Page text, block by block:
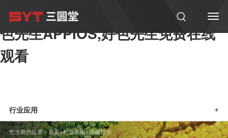
好色软件大全,好色先生在线观看,好
色先生APPIOS,好色先生免费在线
观看
行业应用 +
您当前的位置：首页>行业应用>其他行业